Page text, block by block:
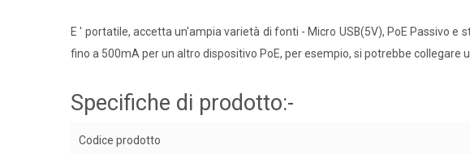
E ' portatile, accetta un'ampia varietà di fonti - Micro USB(5V), PoE Passivo
fino a 500mA per un altro dispositivo PoE, per esempio, si potrebbe collegare
Specifiche di prodotto:-
Codice prodotto